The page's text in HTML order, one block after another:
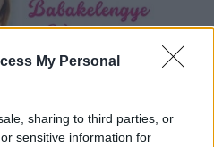
My Personal
sharing to third parties, or
sensitive information for